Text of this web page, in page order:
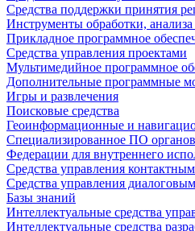
Средства поддержки принятия
Инструменты обработки,
Прикладное программное
Средства управления проектами
Мультимедийное программное
Дополнительные программные
Игры и развлечения
Поисковые средства
Геоинформационные и
Специализированное ПО
Федерации для внутреннего
Средства управления
Средства управления
Базы знаний
Интеллектуальные средства
Интеллектуальные средства